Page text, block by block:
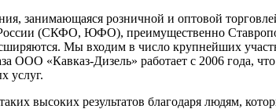
занимающаяся розничной и оптовой
(СКФО, ЮФО), преимущественно
Мы входим в число крупнейших
ООО «Кавказ-Дизель» работает с 2006 года,
услуг.
высоких результатов благодаря людям,